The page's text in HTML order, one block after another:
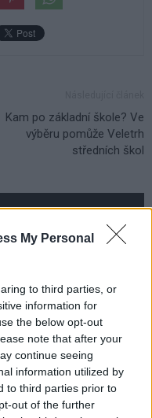
My Personal
to third parties, or
information for
the below opt-out
note that after your
continue seeing
information utilized by
to third parties prior to
out of the further
Kam po základní škole? Ve
výběru pomůže Veletrh
středních škol
Vernisáž nabídne
program
Dobříš sází na
Klasiku propojí
programem